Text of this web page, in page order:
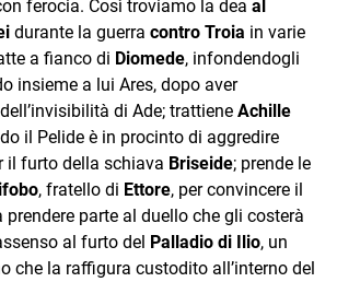
ferocia. Così troviamo la dea al
durante la guerra contro Troia in varie
a fianco di Diomede, infondendogli
insieme a lui Ares, dopo aver
di Ade; trattiene Achille
il Pelide è in procinto di aggredire
il furto della schiava Briseide; prende le
, fratello di Ettore, per convincere il
parte al duello che gli costerà
al furto del Palladio di Ilio, un
che la raffigura custodito all’interno del